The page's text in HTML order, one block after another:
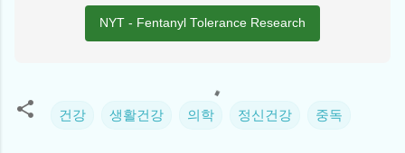
NYT - Fentanyl Tolerance Research
건강 생활건강 의학 정신건강 중독